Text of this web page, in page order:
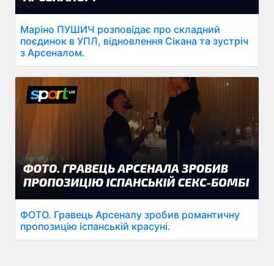
Маріно ПУШИЧ розповідає про складний
поєдинок в УПЛ, відновлення Сікана та зустріч
з Арсеналом.
ФОТО. Гравець Арсеналу зробив романтичну
пропозицію іспанській красуні.